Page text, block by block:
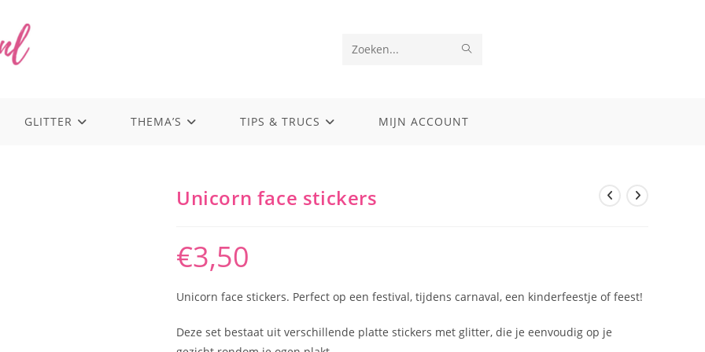
Zoek
GLITTER THEMA’S TIPS & TRUCS MIJN ACCOUNT
Unicorn face stickers
€3,50
Unicorn face stickers. Perfect op een festival, tijdens carnaval, een kinderfeestje of feest!
Deze set bestaat uit verschillende platte stickers met glitter, die je eenvoudig op je